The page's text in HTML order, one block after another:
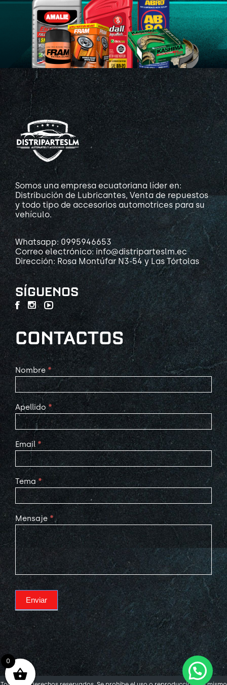
Somos una empresa ecuatoriana líder en:
Distribución de Lubricantes, Venta de repuestos
y todo tipo de accesorios automotrices para su
vehículo.
Whatsapp: 0995946653
Correo electrónico: info@distriparteslm.ec
Dirección: Rosa Montúfar N3-54 y Las Tórtolas
SÍGUENOS
CONTACTOS
Contact
Us
Nombre *
Apellido *
Email *
Tema *
Mensaje *
Enviar
0